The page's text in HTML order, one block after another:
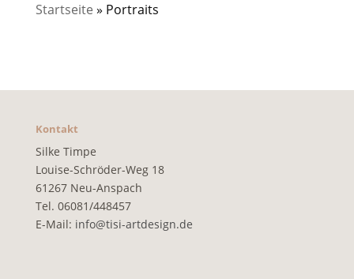
Startseite » Portraits
Kontakt
Silke Timpe
Louise-Schröder-Weg 18
61267 Neu-Anspach
Tel. 06081/448457
E-Mail: info@tisi-artdesign.de